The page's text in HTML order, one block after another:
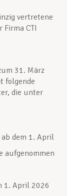
vertretene
CTI
31. März
folgende
die unter
dem 1. April
aufgenommen
1. April 2026